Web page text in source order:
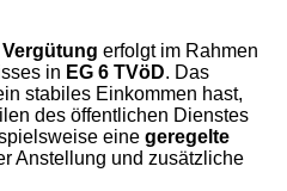
Vergütung erfolgt im Rahmen
in EG 6 TVöD. Das
stabiles Einkommen hast,
des öffentlichen Dienstes
eine geregelte
Anstellung und zusätzliche